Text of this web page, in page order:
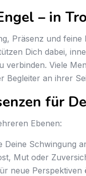
– in
Präsenz und
Dich dabei,
verbinden. Viele
Begleiter an ihrer
für
Ebenen:
Deine Schwingung
Mut oder
neue Perspektiven